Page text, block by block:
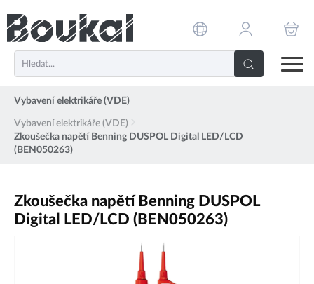
Vybavení elektrikáře (VDE)
Vybavení elektrikáře (VDE)
Zkoušečka napětí Benning DUSPOL Digital LED/LCD
(BEN050263)
Zkoušečka napětí Benning DUSPOL
Digital LED/LCD (BEN050263)